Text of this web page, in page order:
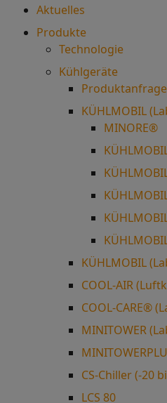
Aktuelles
Produkte
Technologie
Kühlgeräte
Produktanfrage
KÜHLMOBIL
MINORE®
KÜHLMOBIL
COOL-AIR
COOL-CARE®
MINITOWER
CS-Chiller (-20
LCS 80